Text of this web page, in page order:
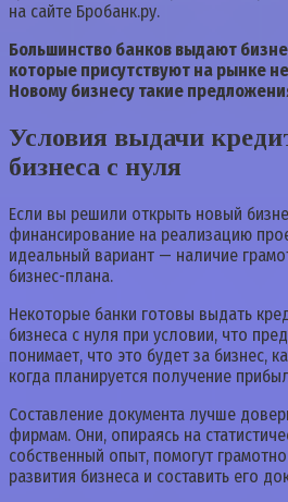
на сайте Бробанк.ру.
Большинство банков выдают
которые присутствуют на рынке
Новому бизнесу такие
Условия выдачи
бизнеса с нуля
Если вы решили открыть новый
финансирование на реализацию
идеальный вариант — наличие
бизнес-плана.
Некоторые банки готовы выдать
бизнеса с нуля при условии, что
понимает, что это будет за бизнес,
когда планируется получение
Составление документа лучше
фирмам. Они, опираясь на
собственный опыт, помогут
развития бизнеса и составить его